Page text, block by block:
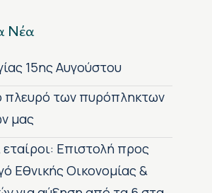
Νέα
15ης Αυγούστου
πλευρό των πυρόπληκτων
μας
εταίροι: Επιστολή προς
Εθνικής Οικονομίας &